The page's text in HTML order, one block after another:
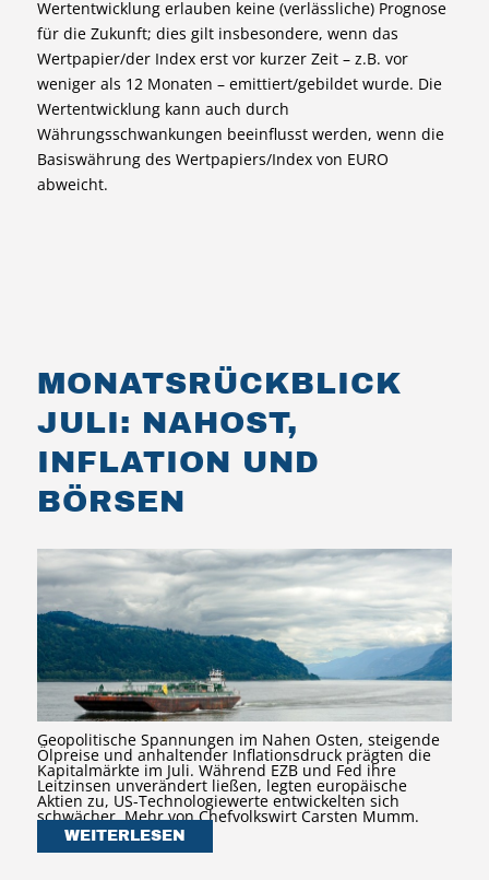
Wertentwicklung erlauben keine (verlässliche) Prognose
für die Zukunft; dies gilt insbesondere, wenn das
Wertpapier/der Index erst vor kurzer Zeit – z.B. vor
weniger als 12 Monaten – emittiert/gebildet wurde. Die
Wertentwicklung kann auch durch
Währungsschwankungen beeinflusst werden, wenn die
Basiswährung des Wertpapiers/Index von EURO
abweicht.
MONATSRÜCKBLICK
JULI: NAHOST,
INFLATION UND
BÖRSEN
Geopolitische Spannungen im Nahen Osten, steigende
Ölpreise und anhaltender Inflationsdruck prägten die
Kapitalmärkte im Juli. Während EZB und Fed ihre
Leitzinsen unverändert ließen, legten europäische
Aktien zu, US-Technologiewerte entwickelten sich
schwächer. Mehr von Chefvolkswirt Carsten Mumm.
WEITERLESEN